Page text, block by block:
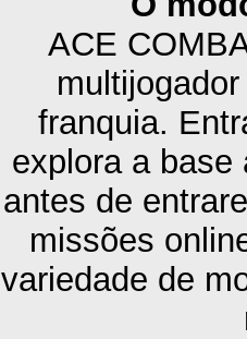
ACE
franquia.
explora a base
antes de
missões
variedade de